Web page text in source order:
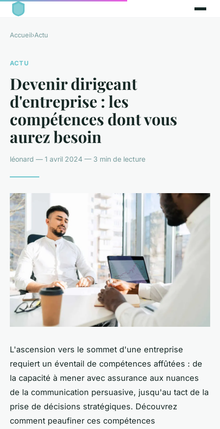
Accueil›Actu
ACTU
Devenir dirigeant
d'entreprise : les
compétences dont vous
aurez besoin
léonard — 1 avril 2024 — 3 min de lecture
L'ascension vers le sommet d'une entreprise
requiert un éventail de compétences affûtées : de
la capacité à mener avec assurance aux nuances
de la communication persuasive, jusqu'au tact de la
prise de décisions stratégiques. Découvrez
comment peaufiner ces compétences